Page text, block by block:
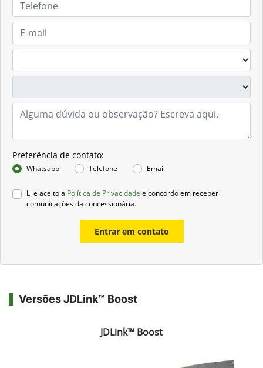
Preferência de contato:
Whatsapp Telefone Email
Li e aceito a Política de Privacidade e concordo em receber
comunicações da concessionária.
Entrar em contato
Versões JDLink™ Boost
JDLink™ Boost